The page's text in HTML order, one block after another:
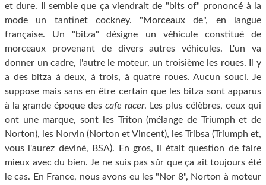
et dure. Il semble que ça viendrait de "bits of" prononcé à la
mode un tantinet cockney. "Morceaux de", en langue
française. Un "bitza" désigne un véhicule constitué de
morceaux provenant de divers autres véhicules. L'un va
donner un cadre, l'autre le moteur, un troisième les roues. Il y
a des bitza à deux, à trois, à quatre roues. Aucun souci. Je
suppose mais sans en être certain que les bitza sont apparus
à la grande époque des cafe racer. Les plus célèbres, ceux qui
ont une marque, sont les Triton (mélange de Triumph et de
Norton), les Norvin (Norton et Vincent), les Tribsa (Triumph et,
vous l'aurez deviné, BSA). En gros, il était question de faire
mieux avec du bien. Je ne suis pas sûr que ça ait toujours été
le cas. En France, nous avons eu les "Nor 8", Norton à moteur